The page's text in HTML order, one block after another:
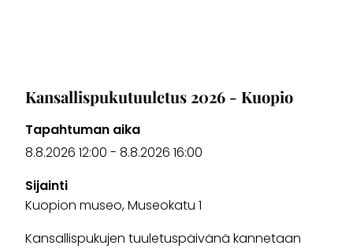
Kansallispukutuuletus 2026 - Kuopio
Tapahtuman aika
8.8.2026 12:00 - 8.8.2026 16:00
Sijainti
Kuopion museo, Museokatu 1
Kansallispukujen tuuletuspäivänä kannetaan